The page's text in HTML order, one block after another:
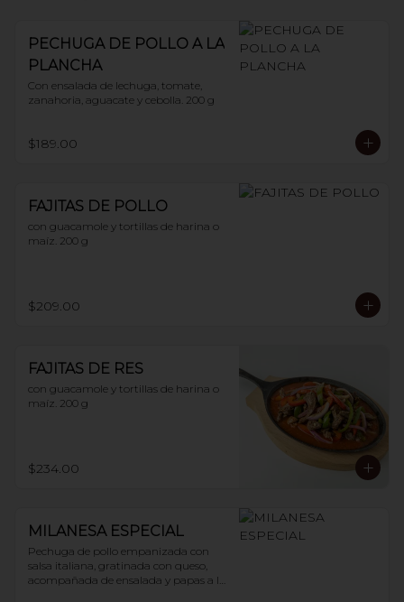
PECHUGA DE POLLO A LA
PLANCHA
Con ensalada de lechuga, tomate,
zanahoria, aguacate y cebolla. 200 g
$189.00
FAJITAS DE POLLO
con guacamole y tortillas de harina o
maíz. 200 g
$209.00
FAJITAS DE RES
con guacamole y tortillas de harina o
maíz. 200 g
$234.00
MILANESA ESPECIAL
Pechuga de pollo empanizada con
salsa italiana, gratinada con queso,
acompañada de ensalada y papas a la